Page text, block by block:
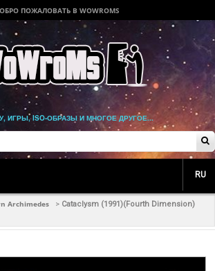
ПОЖАЛОВАТЬ В WOWROMS
ИГРЫ, ISO-ОБРАЗЫ И МНОГОЕ ДРУГОЕ...
RU
Archimedes > Cataclysm (1991)(Fourth Dimension)